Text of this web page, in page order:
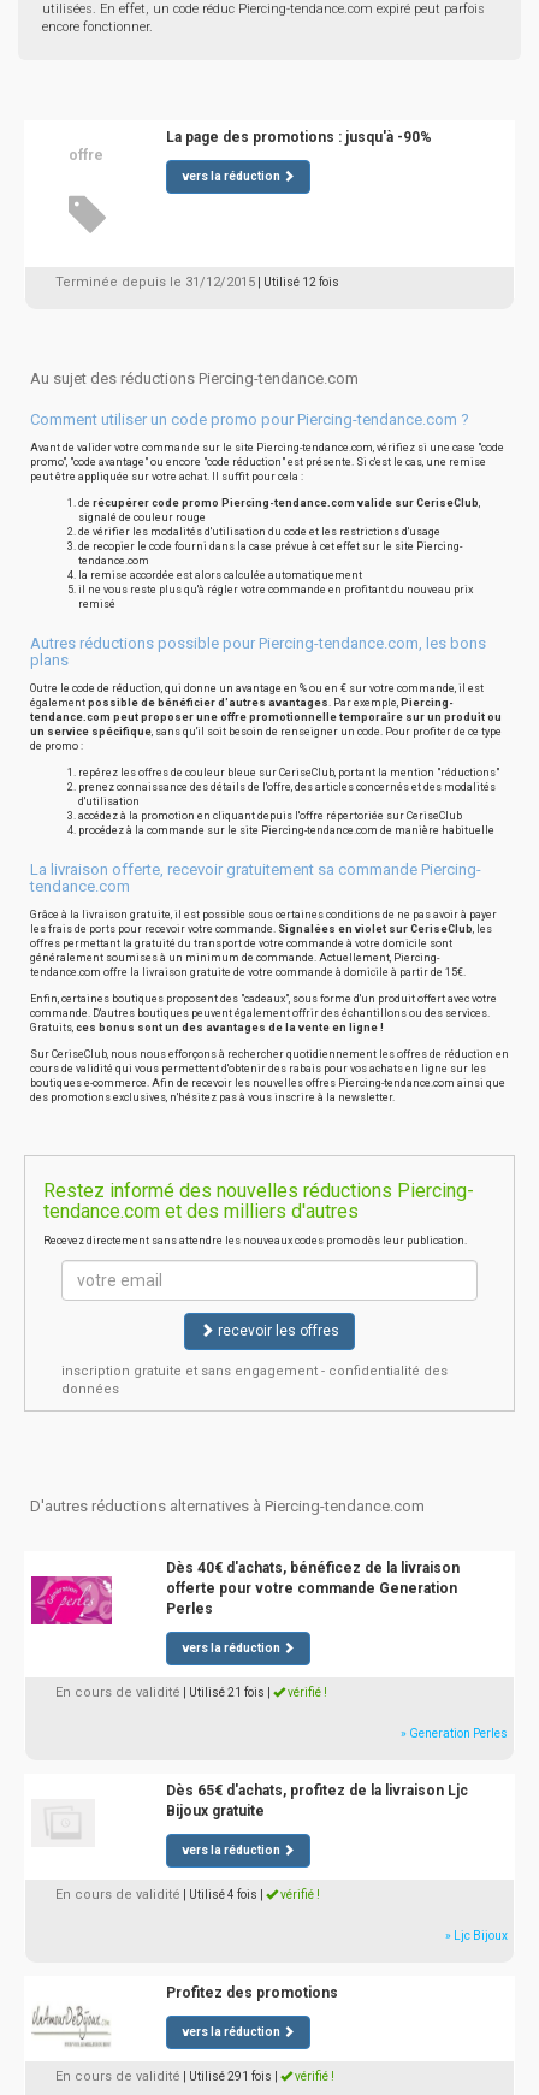
utilisées. En effet, un code réduc Piercing-tendance.com expiré peut parfois
encore fonctionner.
offre
La page des promotions : jusqu'à -90%
vers la réduction
Terminée depuis le 31/12/2015 | Utilisé 12 fois
Au sujet des réductions Piercing-tendance.com
Comment utiliser un code promo pour Piercing-tendance.com ?
Avant de valider votre commande sur le site Piercing-tendance.com, vérifiez si une case "code
promo", "code avantage" ou encore "code réduction" est présente. Si c'est le cas, une remise
peut être appliquée sur votre achat. Il suffit pour cela :
de récupérer code promo Piercing-tendance.com valide sur CeriseClub,
signalé de couleur rouge
de vérifier les modalités d'utilisation du code et les restrictions d'usage
de recopier le code fourni dans la case prévue à cet effet sur le site Piercing-
tendance.com
la remise accordée est alors calculée automatiquement
il ne vous reste plus qu'à régler votre commande en profitant du nouveau prix
remisé
Autres réductions possible pour Piercing-tendance.com, les bons
plans
Outre le code de réduction, qui donne un avantage en % ou en € sur votre commande, il est
également possible de bénéficier d'autres avantages. Par exemple, Piercing-
tendance.com peut proposer une offre promotionnelle temporaire sur un produit ou
un service spécifique, sans qu'il soit besoin de renseigner un code. Pour profiter de ce type
de promo :
repérez les offres de couleur bleue sur CeriseClub, portant la mention "réductions"
prenez connaissance des détails de l'offre, des articles concernés et des modalités
d'utilisation
accédez à la promotion en cliquant depuis l'offre répertoriée sur CeriseClub
procédez à la commande sur le site Piercing-tendance.com de manière habituelle
La livraison offerte, recevoir gratuitement sa commande Piercing-
tendance.com
Grâce à la livraison gratuite, il est possible sous certaines conditions de ne pas avoir à payer
les frais de ports pour recevoir votre commande. Signalées en violet sur CeriseClub, les
offres permettant la gratuité du transport de votre commande à votre domicile sont
généralement soumises à un minimum de commande. Actuellement, Piercing-
tendance.com offre la livraison gratuite de votre commande à domicile à partir de 15€.
Enfin, certaines boutiques proposent des "cadeaux", sous forme d'un produit offert avec votre
commande. D'autres boutiques peuvent également offrir des échantillons ou des services.
Gratuits, ces bonus sont un des avantages de la vente en ligne !
Sur CeriseClub, nous nous efforçons à rechercher quotidiennement les offres de réduction en
cours de validité qui vous permettent d'obtenir des rabais pour vos achats en ligne sur les
boutiques e-commerce. Afin de recevoir les nouvelles offres Piercing-tendance.com ainsi que
des promotions exclusives, n'hésitez pas à vous inscrire à la newsletter.
Restez informé des nouvelles réductions Piercing-
tendance.com et des milliers d'autres
Recevez directement sans attendre les nouveaux codes promo dès leur publication.
recevoir les offres
inscription gratuite et sans engagement - confidentialité des
données
D'autres réductions alternatives à Piercing-tendance.com
Dès 40€ d'achats, bénéficez de la livraison
offerte pour votre commande Generation
Perles
vers la réduction
En cours de validité | Utilisé 21 fois vérifié !
» Generation Perles
Dès 65€ d'achats, profitez de la livraison Ljc
Bijoux gratuite
vers la réduction
En cours de validité | Utilisé 4 fois vérifié !
» Ljc Bijoux
Profitez des promotions
vers la réduction
En cours de validité | Utilisé 291 fois vérifié !